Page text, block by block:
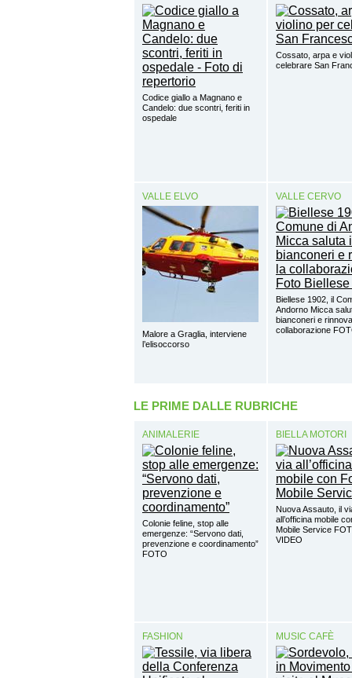
Codice giallo a Magnano e
Candelo: due scontri, feriti in
ospedale
Cossato, arpa e
celebrare San
VALLE ELVO
Malore a Graglia, interviene
l’elisoccorso
VALLE CERVO
Biellese 1902, il
Andorno Micca
bianconeri e
collaborazione
LE PRIME DALLE RUBRICHE
ANIMALERIE
Colonie feline, stop alle
emergenze: “Servono dati,
prevenzione e coordinamento”
FOTO
BIELLA MOTORI
Nuova Assauto, il
all’officina mobile
Mobile Service
VIDEO
FASHION MUSIC CAFÈ